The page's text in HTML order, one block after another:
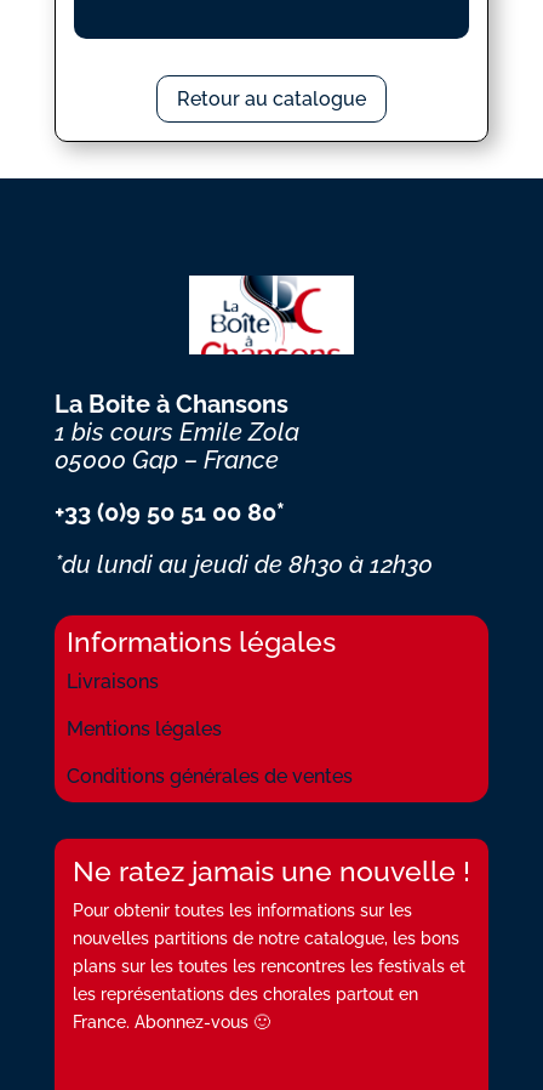
Retour au catalogue
La Boite à Chansons
1 bis cours Emile Zola
05000 Gap – France
+33 (0)9 50 51 00 80*
*du lundi au jeudi de 8h30 à 12h30
Informations légales
Livraisons
Mentions légales
Conditions générales de ventes
Ne ratez jamais une nouvelle !
Pour obtenir toutes les informations sur les
nouvelles partitions de notre catalogue, les bons
plans sur les toutes les rencontres les festivals et
les représentations des chorales partout en
France. Abonnez-vous 🙂